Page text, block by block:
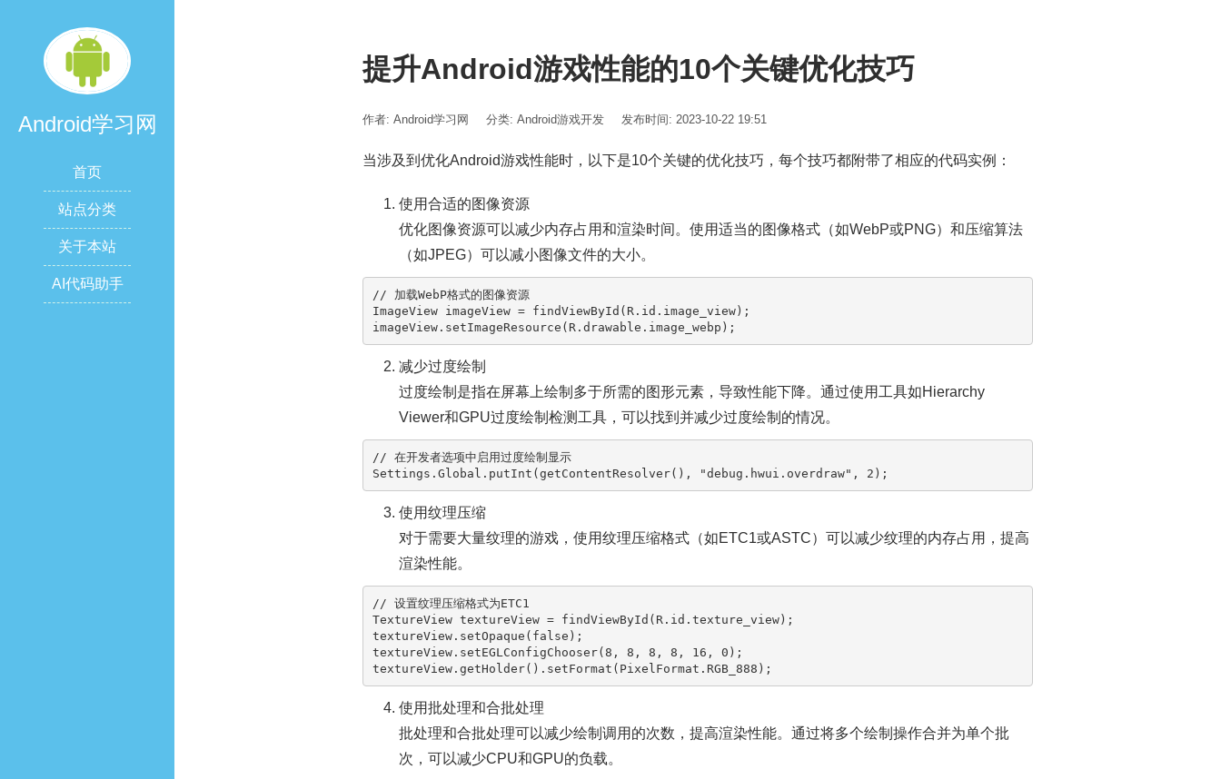
Android学习网
首页
站点分类
关于本站
AI代码助手
提升Android游戏性能的10个关键优化技巧
作者: Android学习网 分类: Android游戏开发 发布时间: 2023-10-22 19:51
当涉及到优化Android游戏性能时，以下是10个关键的优化技巧，每个技巧都附带了相应的代码实例：
使用合适的图像资源
优化图像资源可以减少内存占用和渲染时间。使用适当的图像格式（如WebP或PNG）和压缩算法
（如JPEG）可以减小图像文件的大小。
// 加载WebP格式的图像资源
ImageView
imageView = findViewById(R.id.image_view);
减少过度绘制
过度绘制是指在屏幕上绘制多于所需的图形元素，导致性能下降。通过使用工具如Hierarchy
Viewer和GPU过度绘制检测工具，可以找到并减少过度绘制的情况。
// 在开发者选项中启用过度绘制显示
Settings.Global.putInt(getContentResolver(),
"debug.hwui.overdraw" , 2
使用纹理压缩
对于需要大量纹理的游戏，使用纹理压缩格式（如ETC1或ASTC）可以减少纹理的内存占用，提高
渲染性能。
// 设置纹理压缩格式为ETC1
TextureView textureView = findViewById(R.id.texture_view);
textureView.setOpaque( false );
textureView.setEGLConfigChooser(8 , 8 , 8 , 8 , 16 , 0 );
使用批处理和合批处理
批处理和合批处理可以减少绘制调用的次数，提高渲染性能。通过将多个绘制操作合并为单个批
次，可以减少CPU和GPU的负载。